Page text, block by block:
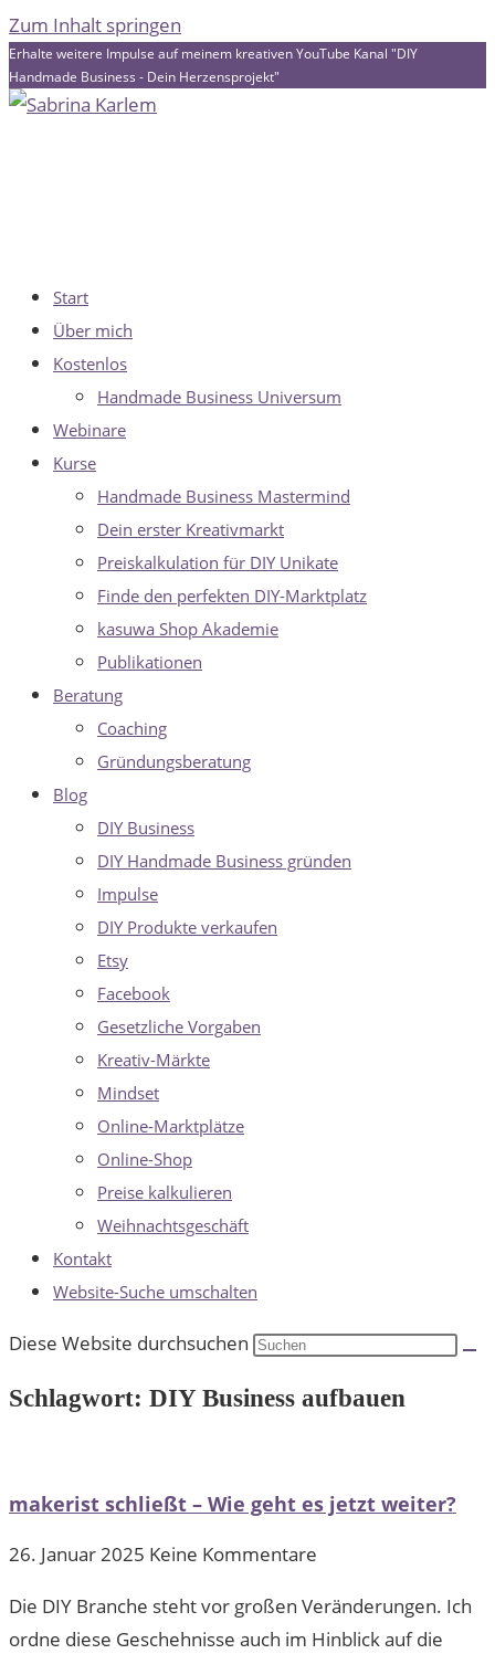
Zum Inhalt springen
Erhalte weitere Impulse auf meinem kreativen YouTube Kanal "DIY
Handmade Business - Dein Herzensprojekt"
Start
Über mich
Kostenlos
Handmade Business Universum
Webinare
Kurse
Handmade Business Mastermind
Dein erster Kreativmarkt
Preiskalkulation für DIY Unikate
Finde den perfekten DIY-Marktplatz
kasuwa Shop Akademie
Publikationen
Beratung
Coaching
Gründungsberatung
Blog
DIY Business
DIY Handmade Business gründen
Impulse
DIY Produkte verkaufen
Etsy
Facebook
Gesetzliche Vorgaben
Kreativ-Märkte
Mindset
Online-Marktplätze
Online-Shop
Preise kalkulieren
Weihnachtsgeschäft
Kontakt
Website-Suche umschalten
Diese Website durchsuchen
Schlagwort: DIY Business aufbauen
makerist schließt – Wie geht es jetzt weiter?
26. Januar 2025 Keine Kommentare
Die DIY Branche steht vor großen Veränderungen. Ich
ordne diese Geschehnisse auch im Hinblick auf die